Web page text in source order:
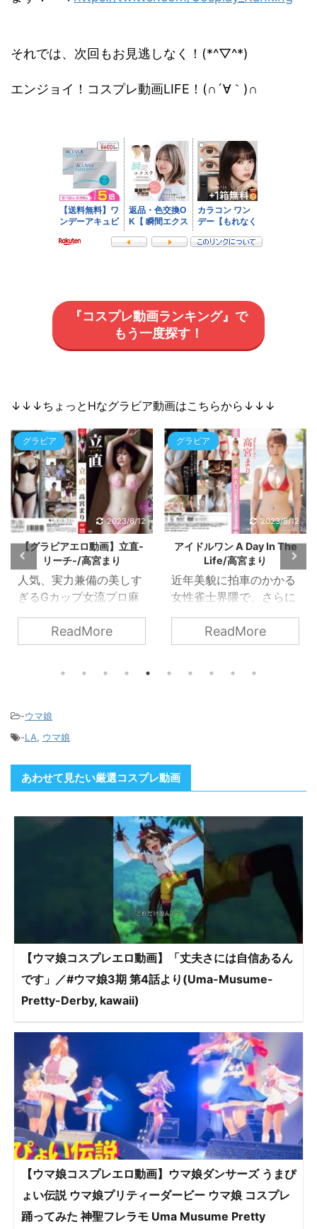
それでは、次回もお見逃しなく！(*^▽^*)
エンジョイ！コスプレ動画LIFE！(∩´∀｀)∩
『コスプレ動画ランキング』で
もう一度探す！
↓↓↓ちょっとHなグラビア動画はこちらから↓↓↓
グラビア
2023/6/12
アイドルワン A Day In The
Life/高宮まり
近年美貌に拍車のかかる
女性雀士界隈で、さらに
美しさの増すゴージャス
ビューティー高宮まりさ
ん。気高さとアンニュイ
を虜にします！！
ReadMore
グラビア
2023/6/12
【グラビアエロ動画】久し
ぶりに触れて/池田夏希
グラビア活動を休止して
いた彼女が、ファン待望
のグラビアイメージをリ
リース！ReadMore
-ウマ娘
-LA, ウマ娘
あわせて見たい厳選コスプレ動画
【ウマ娘コスプレエロ動画】「丈夫さには自信あるん
です」／#ウマ娘3期 第4話より(Uma-Musume-
Pretty-Derby, kawaii)
【ウマ娘コスプレエロ動画】ウマ娘ダンサーズ うまぴ
ょい伝説 ウマ娘プリティーダービー ウマ娘 コスプレ
踊ってみた 神聖フレラモ Uma Musume Pretty